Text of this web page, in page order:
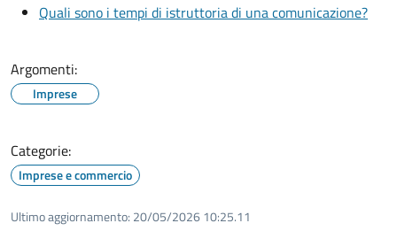
Quali sono i tempi di istruttoria di una comunicazione?
Argomenti:
Imprese
Categorie:
Imprese e commercio
Ultimo aggiornamento: 20/05/2026 10:25.11